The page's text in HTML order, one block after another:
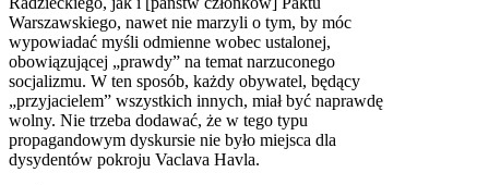
Warszawskiego, nawet nie marzyli o tym, by móc
wypowiadać myśli odmienne wobec ustalonej,
obowiązującej „prawdy” na temat narzuconego
socjalizmu. W ten sposób, każdy obywatel, będący
„przyjacielem” wszystkich innych, miał być naprawdę
wolny. Nie trzeba dodawać, że w tego typu
propagandowym dyskursie nie było miejsca dla
dysydentów pokroju Vaclava Havla.